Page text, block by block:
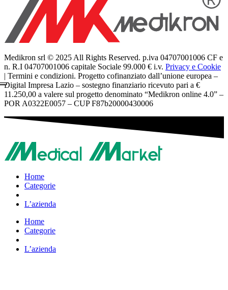
Medikron srl © 2025 All Rights Reserved. p.iva 04707001006 CF e
n. R.I 04707001006 capitale Sociale 99.000 € i.v. Privacy e Cookie
| Termini e condizioni. Progetto cofinanziato dall’unione europea –
Digital Impresa Lazio – sostegno finanziario ricevuto pari a €
11.250,00 a valere sul progetto denominato “Medikron online 4.0” –
POR A0322E0057 – CUP F87b20000430006
Home
Categorie
L’azienda
Home
Categorie
L’azienda